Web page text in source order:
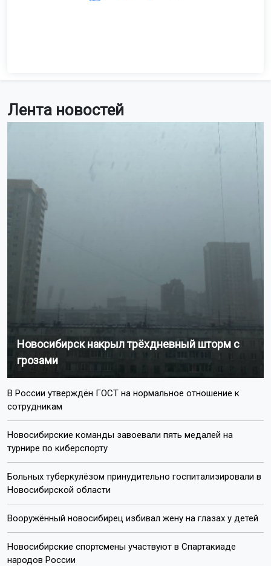
Лента новостей
Новосибирск накрыл трёхдневный шторм с
грозами
В России утверждён ГОСТ на нормальное отношение к
сотрудникам
Новосибирские команды завоевали пять медалей на
турнире по киберспорту
Больных туберкулёзом принудительно госпитализировали в
Новосибирской области
Вооружённый новосибирец избивал жену на глазах у детей
Новосибирские спортсмены участвуют в Спартакиаде
народов России